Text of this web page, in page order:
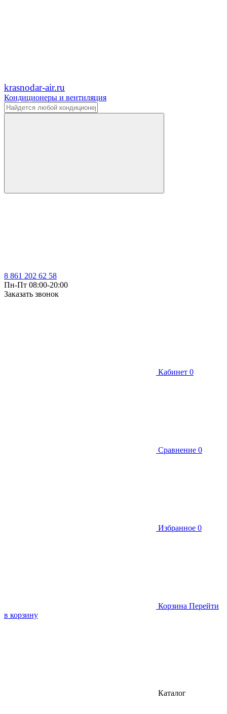
krasnodar-air.ru
Кондиционеры и вентиляция
8 861 202 62 58
Пн-Пт 08:00-20:00
Заказать звонок
Кабинет 0
Сравнение 0
Избранное 0
Корзина Перейти
в корзину
Каталог